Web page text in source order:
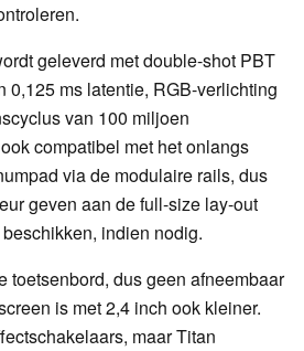
geleverd met double-shot PBT
0,125 ms latentie, RGB-verlichting
van 100 miljoen
compatibel met het onlangs
via de modulaire rails, dus
geven aan de full-size lay-out
indien nodig.
toetsenbord, dus geen afneembaar
is met 2,4 inch ook kleiner.
maar Titan